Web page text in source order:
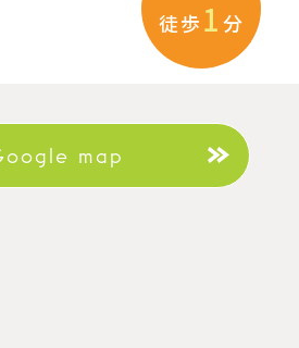
徒歩 1 分
map